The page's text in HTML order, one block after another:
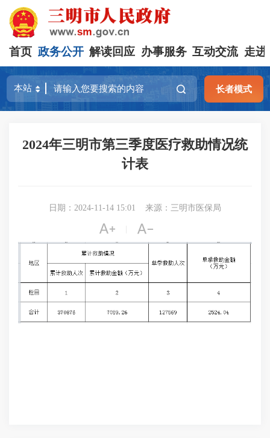
首页 政务公开 解读回应 办事服务 互动交流 走进
长者模式
2024年三明市第三季度医疗救助情况统
计表
日期：2024-11-14 15:01 来源：三明市医保局
 